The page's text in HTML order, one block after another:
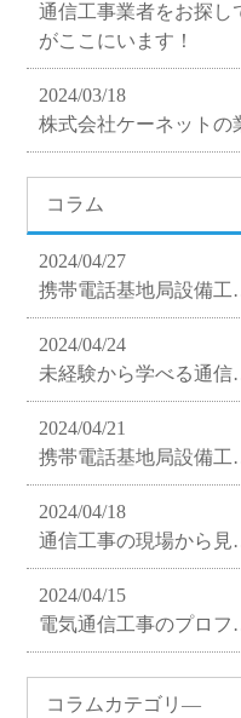
通信工事業者をお探し
がここにいます！
2024/03/18
株式会社ケーネットの
コラム
2024/04/27
携帯電話基地局設備
2024/04/24
未経験から学べる通
2024/04/21
携帯電話基地局設備
2024/04/18
通信工事の現場から
2024/04/15
電気通信工事のプロ
コラムカテゴリ―